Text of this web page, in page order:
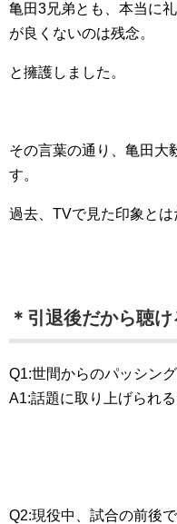
亀田3兄弟とも、本当に
が良くないのは残念。
と擁護しました。
その言葉の通り、亀田大
す。
過去、TVで見た印象とは
＊引退後だから聴
Q1:世間からのパッシン
A1:話題に取り上げられ
Q2:現役中、試合の前後